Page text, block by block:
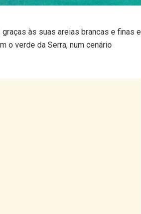
às suas areias brancas e finas e
o verde da Serra, num cenário